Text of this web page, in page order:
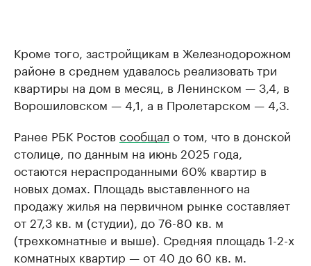
Кроме того, застройщикам в Железнодорожном
районе в среднем удавалось реализовать три
квартиры на дом в месяц, в Ленинском — 3,4, в
Ворошиловском — 4,1, а в Пролетарском — 4,3.
Ранее РБК Ростов сообщал о том, что в донской
столице, по данным на июнь 2025 года,
остаются нераспроданными 60% квартир в
новых домах. Площадь выставленного на
продажу жилья на первичном рынке составляет
от 27,3 кв. м (студии), до 76-80 кв. м
(трехкомнатные и выше). Средняя площадь 1-2-х
комнатных квартир — от 40 до 60 кв. м.